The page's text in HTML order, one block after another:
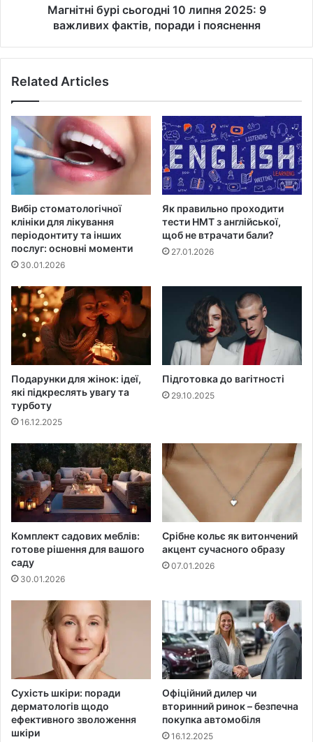
Магнітні бурі сьогодні 10 липня 2025: 9
важливих фактів, поради і пояснення
Related Articles
Вибір стоматологічної
клініки для лікування
періодонтиту та інших
послуг: основні моменти
30.01.2026
Як правильно проходити
тести НМТ з англійської,
щоб не втрачати бали?
27.01.2026
Подарунки для жінок: ідеї,
які підкреслять увагу та
турботу
16.12.2025
Підготовка до вагітності
29.10.2025
Комплект садових меблів:
готове рішення для вашого
саду
30.01.2026
Срібне кольє як витончений
акцент сучасного образу
07.01.2026
Сухість шкіри: поради
дерматологів щодо
ефективного зволоження
шкіри
Офіційний дилер чи
вторинний ринок – безпечна
покупка автомобіля
16.12.2025